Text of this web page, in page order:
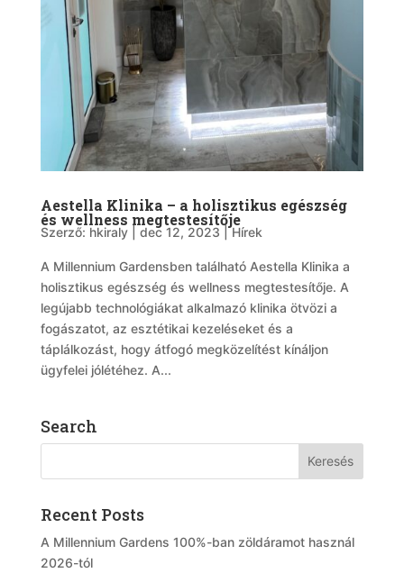
Aestella Klinika – a holisztikus egészség
és wellness megtestesítője
Szerző: hkiraly| dec 12, 2023 |Hírek
A Millennium Gardensben található Aestella Klinika a
holisztikus egészség és wellness megtestesítője. A
legújabb technológiákat alkalmazó klinika ötvözi a
fogászatot, az esztétikai kezeléseket és a
táplálkozást, hogy átfogó megközelítést kínáljon
ügyfelei jólétéhez. A...
Search
Recent Posts
A Millennium Gardens 100%-ban zöldáramot használ
2026-tól